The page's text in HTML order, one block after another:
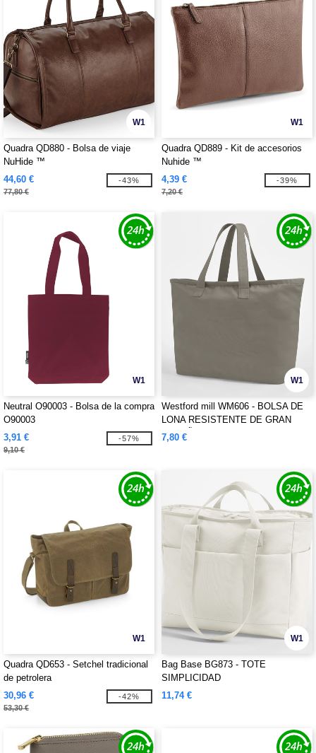
W1
Quadra QD880 - Bolsa de viaje
NuHide ™
44,60 €
77,80 €
-43%
W1
Quadra QD889 - Kit de accesorios
Nuhide ™
4,39 €
7,20 €
-39%
W1
Neutral O90003 - Bolsa de la compra
O90003
3,91 €
9,10 €
-57%
W1
Westford mill WM606 - BOLSA DE
LONA RESISTENTE DE GRAN
TAMAÑO
7,80 €
W1
Quadra QD653 - Setchel tradicional
de petrolera
30,96 €
53,30 €
-42%
W1
Bag Base BG873 - TOTE
SIMPLICIDAD
11,74 €